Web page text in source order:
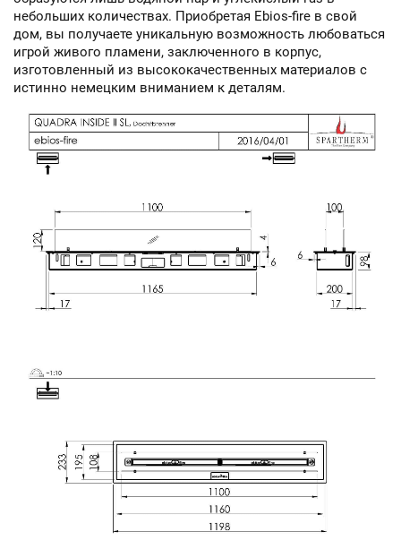
небольших количествах. Приобретая Ebios-fire в свой
дом, вы получаете уникальную возможность любоваться
игрой живого пламени, заключенного в корпус,
изготовленный из высококачественных материалов с
истинно немецким вниманием к деталям.